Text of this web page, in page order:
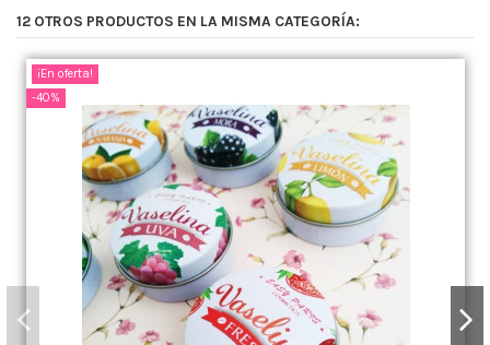
12 OTROS PRODUCTOS EN LA MISMA CATEGORÍA:
¡En oferta!
-40%